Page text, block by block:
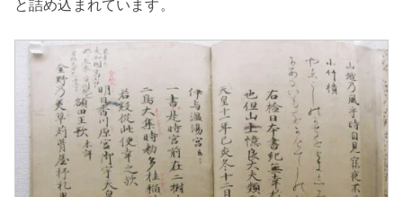
と詰め込まれています。